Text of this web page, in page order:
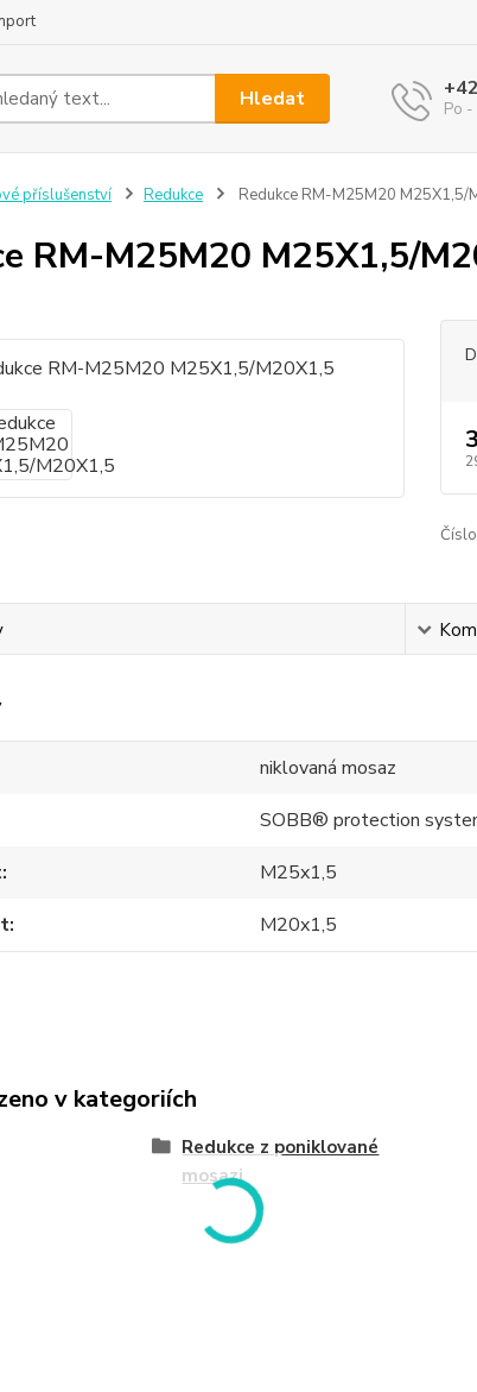
Hledat Po
příslušenství Redukce Redukce RM-M25M20 M25X1,5/
RM-M25M20 M25X1,5/
niklovaná mosaz
SOBB® protection
M25x1,5
M20x1,5
v kategoriích
Redukce z poniklované
mosazi